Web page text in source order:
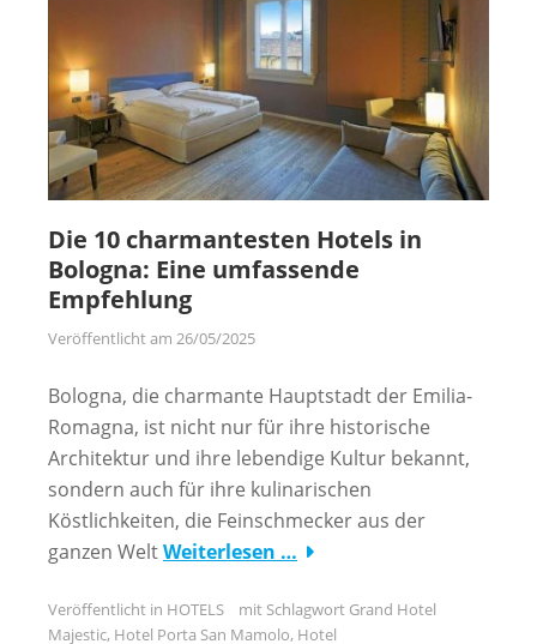
Die 10 charmantesten Hotels in
Bologna: Eine umfassende
Empfehlung
Veröffentlicht am 26/05/2025
Bologna, die charmante Hauptstadt der Emilia-
Romagna, ist nicht nur für ihre historische
Architektur und ihre lebendige Kultur bekannt,
sondern auch für ihre kulinarischen
Köstlichkeiten, die Feinschmecker aus der
ganzen WeltWeiterlesen …
Veröffentlicht in HOTELS mit Schlagwort Grand Hotel
Majestic, Hotel Porta San Mamolo, Hotel